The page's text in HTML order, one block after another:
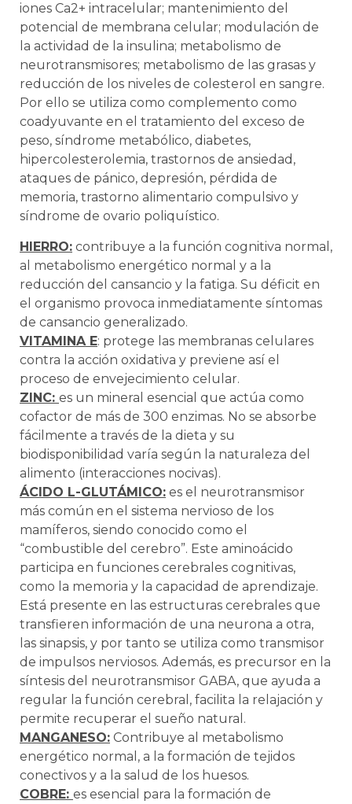
iones Ca2+ intracelular; mantenimiento del
potencial de membrana celular; modulación de
la actividad de la insulina; metabolismo de
neurotransmisores; metabolismo de las grasas y
reducción de los niveles de colesterol en sangre.
Por ello se utiliza como complemento como
coadyuvante en el tratamiento del exceso de
peso, síndrome metabólico, diabetes,
hipercolesterolemia, trastornos de ansiedad,
ataques de pánico, depresión, pérdida de
memoria, trastorno alimentario compulsivo y
síndrome de ovario poliquístico.
HIERRO: contribuye a la función cognitiva normal,
al metabolismo energético normal y a la
reducción del cansancio y la fatiga. Su déficit en
el organismo provoca inmediatamente síntomas
de cansancio generalizado.
VITAMINA E: protege las membranas celulares
contra la acción oxidativa y previene así el
proceso de envejecimiento celular.
ZINC: es un mineral esencial que actúa como
cofactor de más de 300 enzimas. No se absorbe
fácilmente a través de la dieta y su
biodisponibilidad varía según la naturaleza del
alimento (interacciones nocivas).
ÁCIDO L-GLUTÁMICO: es el neurotransmisor
más común en el sistema nervioso de los
mamíferos, siendo conocido como el
“combustible del cerebro”. Este aminoácido
participa en funciones cerebrales cognitivas,
como la memoria y la capacidad de aprendizaje.
Está presente en las estructuras cerebrales que
transfieren información de una neurona a otra,
las sinapsis, y por tanto se utiliza como transmisor
de impulsos nerviosos. Además, es precursor en la
síntesis del neurotransmisor GABA, que ayuda a
regular la función cerebral, facilita la relajación y
permite recuperar el sueño natural.
MANGANESO: Contribuye al metabolismo
energético normal, a la formación de tejidos
conectivos y a la salud de los huesos.
COBRE: es esencial para la formación de